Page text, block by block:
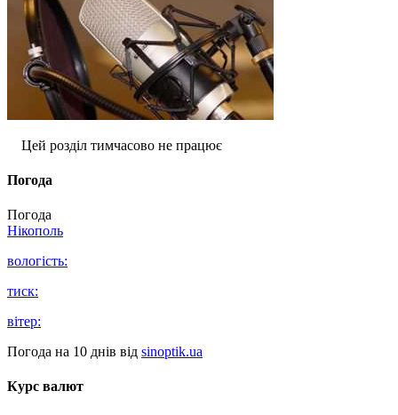
Цей розділ тимчасово не працює
Погода
Погода
Нікополь
вологість:
тиск:
вітер:
Погода на 10 днів від sinoptik.ua
Курс валют